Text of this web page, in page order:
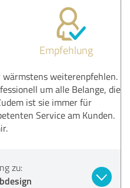
Empfehlung
weiterenpfehlen.
um alle Belange, die
ist sie immer für
Service am Kunden.
zu: